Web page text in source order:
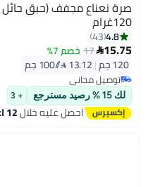
120غرام
4.8
43
15.75
17 خصم 7%
120 جم |
#4 في الأعشاب والتوابل
أقل سعر في 7 يوم
توصيل مجاني
بتخلّص بسرعة
تم بيع +100 مؤخرًا
#4 في الأعشاب والتوابللك 15 % رصيد مسترجع + 3
احصل عليه خلال12 اغسطس